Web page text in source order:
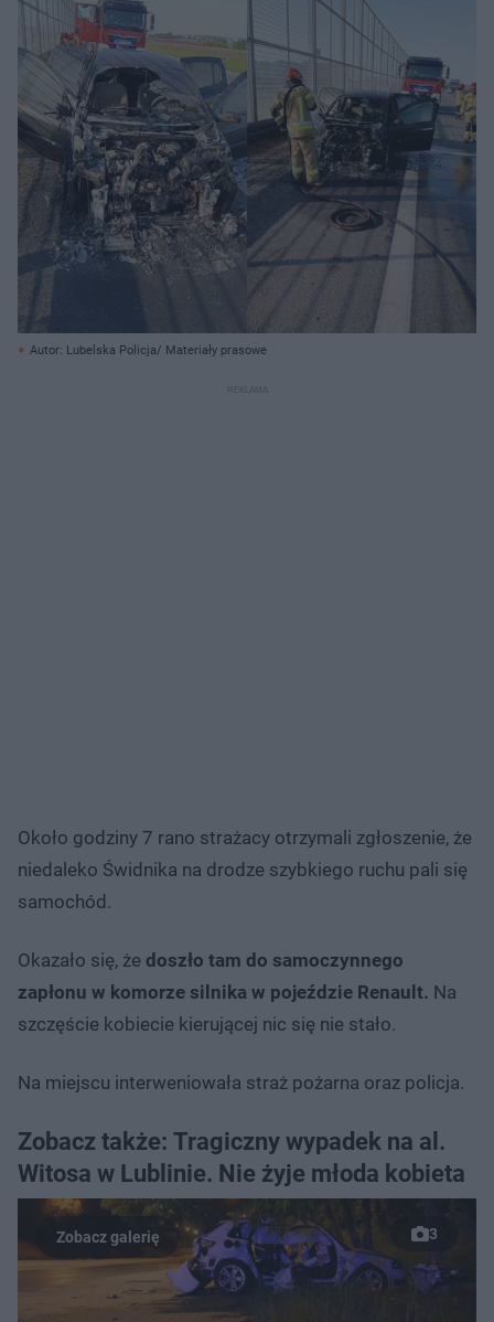
Autor: Lubelska Policja/ Materiały prasowe
Około godziny 7 rano strażacy otrzymali zgłoszenie, że
niedaleko Świdnika na drodze szybkiego ruchu pali się
samochód.
Okazało się, że doszło tam do samoczynnego
zapłonu w komorze silnika w pojeździe Renault. Na
szczęście kobiecie kierującej nic się nie stało.
Na miejscu interweniowała straż pożarna oraz policja.
Zobacz także: Tragiczny wypadek na al.
Witosa w Lublinie. Nie żyje młoda kobieta
3